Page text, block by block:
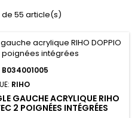
de 55 article(s)
B034001005
RIHO
GAUCHE ACRYLIQUE RIHO
2 POIGNÉES INTÉGRÉES